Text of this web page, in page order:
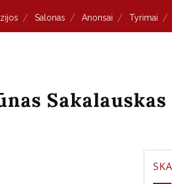
Salonas Anonsai Tyrimai
Sakalauskas